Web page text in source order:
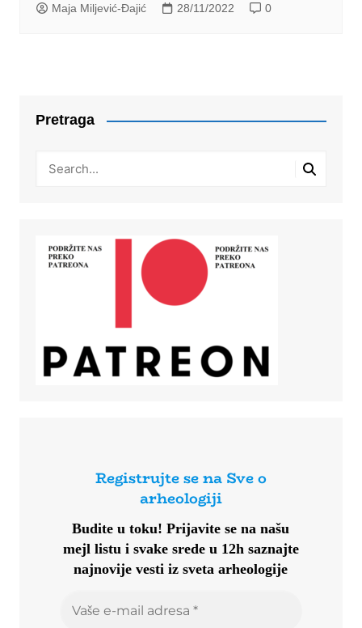
Maja Miljević-Đajić 28/11/2022 0
Pretraga
Registrujte se na Sve o
arheologiji
Budite u toku!Prijavite se na našu
mejl listu i svake srede u 12h saznajte
najnovije vesti iz sveta arheologije